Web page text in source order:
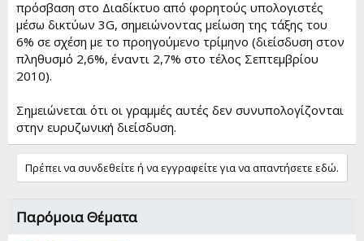
πρόσβαση στο Διαδίκτυο από φορητούς υπολογιστές
μέσω δικτύων 3G, σημειώνοντας μείωση της τάξης του
6% σε σχέση με το προηγούμενο τρίμηνο (διείσδυση στον
πληθυσμό 2,6%, έναντι 2,7% στο τέλος Σεπτεμβρίου
2010).
Σημειώνεται ότι οι γραμμές αυτές δεν συνυπολογίζονται
στην ευρυζωνική διείσδυση.
Πρέπει να συνδεθείτε ή να εγγραφείτε για να απαντήσετε εδώ.
Παρόμοια Θέματα